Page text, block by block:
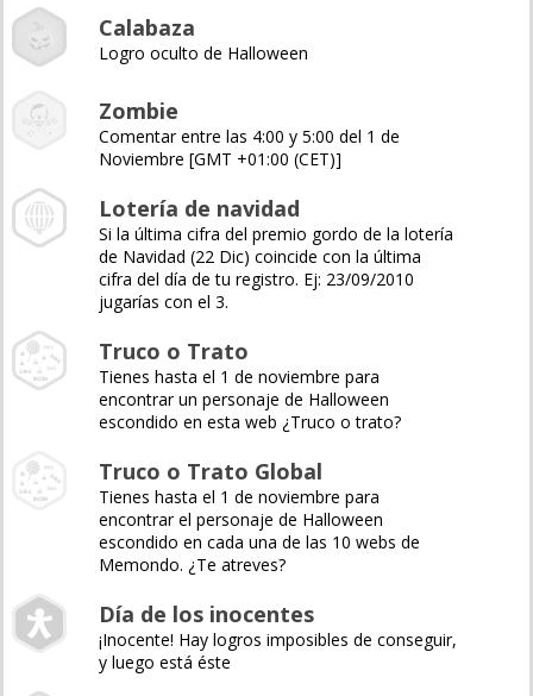
Calabaza
Logro oculto de Halloween
Zombie
Comentar entre las 4:00 y 5:00 del 1 de
Noviembre [GMT +01:00 (CET)]
Lotería de navidad
Si la última cifra del premio gordo de la lotería
de Navidad (22 Dic) coincide con la última
cifra del día de tu registro. Ej: 23/09/2010
jugarías con el 3.
Truco o Trato
Tienes hasta el 1 de noviembre para
encontrar un personaje de Halloween
escondido en esta web ¿Truco o trato?
Truco o Trato Global
Tienes hasta el 1 de noviembre para
encontrar el personaje de Halloween
escondido en cada una de las 10 webs de
Memondo. ¿Te atreves?
Día de los inocentes
¡Inocente! Hay logros imposibles de conseguir,
y luego está éste